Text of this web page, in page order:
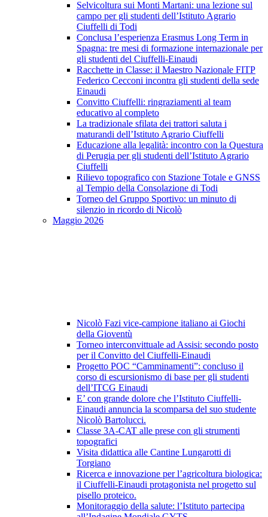
Selvicoltura sui Monti Martani: una lezione sul
campo per gli studenti dell’Istituto Agrario
Ciuffelli di Todi
Conclusa l’esperienza Erasmus Long Term in
Spagna: tre mesi di formazione internazionale per
gli studenti del Ciuffelli-Einaudi
Racchette in Classe: il Maestro Nazionale FITP
Federico Cecconi incontra gli studenti della sede
Einaudi
Convitto Ciuffelli: ringraziamenti al team
educativo al completo
La tradizionale sfilata dei trattori saluta i
maturandi dell’Istituto Agrario Ciuffelli
Educazione alla legalità: incontro con la Questura
di Perugia per gli studenti dell’Istituto Agrario
Ciuffelli
Rilievo topografico con Stazione Totale e GNSS
al Tempio della Consolazione di Todi
Torneo del Gruppo Sportivo: un minuto di
silenzio in ricordo di Nicolò
Maggio 2026
Nicolò Fazi vice-campione italiano ai Giochi
della Gioventù
Torneo interconvittuale ad Assisi: secondo posto
per il Convitto del Ciuffelli-Einaudi
Progetto POC “Camminamenti”: concluso il
corso di escursionismo di base per gli studenti
dell’ITCG Einaudi
E’ con grande dolore che l’Istituto Ciuffelli-
Einaudi annuncia la scomparsa del suo studente
Nicolò Bartolucci.
Classe 3A-CAT alle prese con gli strumenti
topografici
Visita didattica alle Cantine Lungarotti di
Torgiano
Ricerca e innovazione per l’agricoltura biologica:
il Ciuffelli-Einaudi protagonista nel progetto sul
pisello proteico.
Monitoraggio della salute: l’Istituto partecipa